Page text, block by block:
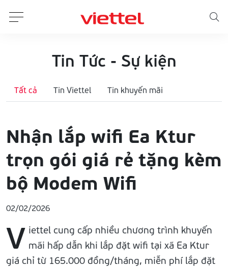
Tin Tức - Sự kiện
Tất cả Tin Viettel Tin khuyến mãi
Nhận lắp wifi Ea Ktur
trọn gói giá rẻ tặng kèm
bộ Modem Wifi
02/02/2026
V iettel cung cấp nhiều chương trình khuyến
mãi hấp dẫn khi lắp đặt wifi tại xã Ea Ktur
giá chỉ từ 165.000 đồng/tháng, miễn phí lắp đặt